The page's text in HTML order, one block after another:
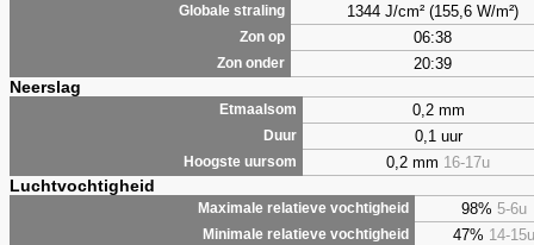
Globale straling 1344 J/cm² (155,6 W/m²)
Zon op 06:38
Zon onder 20:39
Neerslag
Etmaalsom 0,2 mm
Duur 0,1 uur
Hoogste uursom 0,2 mm 16-17u
Luchtvochtigheid
Maximale relatieve vochtigheid 98% 5-6u
Minimale relatieve vochtigheid 47% 14-15u